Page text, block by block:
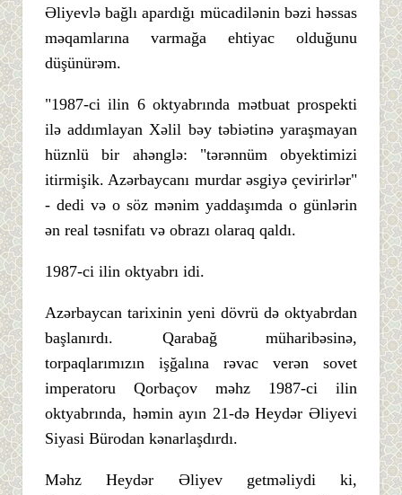
Əliyevlə bağlı apardığı mücadilənin bəzi həssas
məqamlarına varmağa ehtiyac olduğunu
düşünürəm.
"1987-ci ilin 6 oktyabrında mətbuat prospekti
ilə addımlayan Xəlil bəy təbiətinə yaraşmayan
hüznlü bir ahənglə: "tərənnüm obyektimizi
itirmişik. Azərbaycanı murdar əsgiyə çevirirlər"
- dedi və o söz mənim yaddaşımda o günlərin
ən real təsnifatı və obrazı olaraq qaldı.
1987-ci ilin oktyabrı idi.
Azərbaycan tarixinin yeni dövrü də oktyabrdan
başlanırdı. Qarabağ müharibəsinə,
torpaqlarımızın işğalına rəvac verən sovet
imperatoru Qorbaçov məhz 1987-ci ilin
oktyabrında, həmin ayın 21-də Heydər Əliyevi
Siyasi Bürodan kənarlaşdırdı.
Məhz Heydər Əliyev getməliydi ki,